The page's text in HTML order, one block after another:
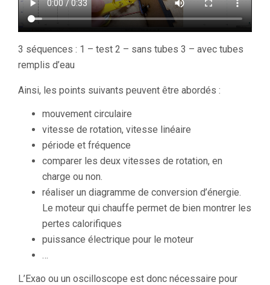
3 séquences : 1 – test 2 – sans tubes 3 – avec tubes
remplis d’eau
Ainsi, les points suivants peuvent être abordés :
mouvement circulaire
vitesse de rotation, vitesse linéaire
période et fréquence
comparer les deux vitesses de rotation, en
charge ou non.
réaliser un diagramme de conversion d’énergie.
Le moteur qui chauffe permet de bien montrer les
pertes calorifiques
puissance électrique pour le moteur
…
L’Exao ou un oscilloscope est donc nécessaire pour